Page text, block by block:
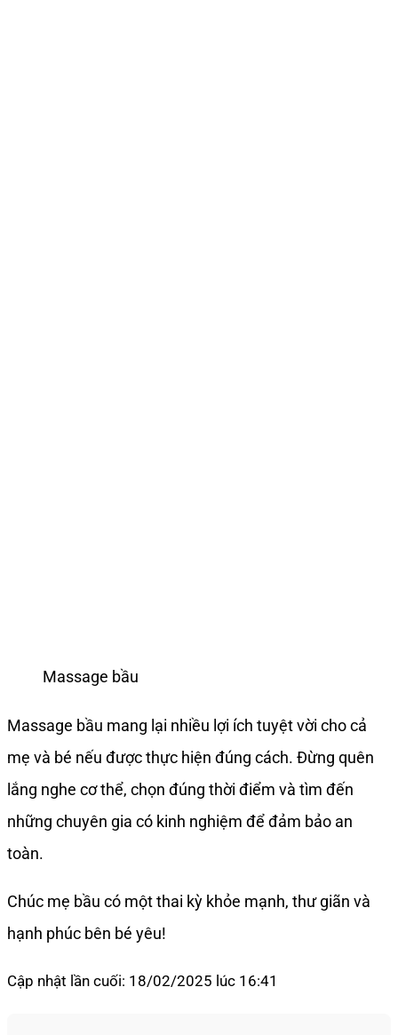
Massage bầu
Massage bầu mang lại nhiều lợi ích tuyệt vời cho cả
mẹ và bé nếu được thực hiện đúng cách. Đừng quên
lắng nghe cơ thể, chọn đúng thời điểm và tìm đến
những chuyên gia có kinh nghiệm để đảm bảo an
toàn.
Chúc mẹ bầu có một thai kỳ khỏe mạnh, thư giãn và
hạnh phúc bên bé yêu!
Cập nhật lần cuối: 18/02/2025 lúc 16:41